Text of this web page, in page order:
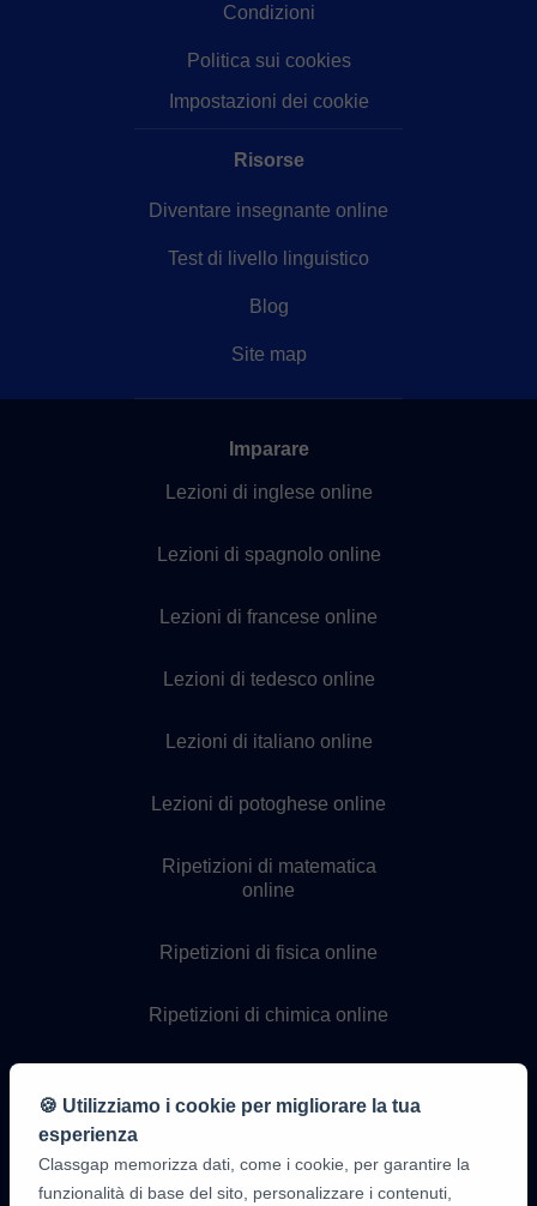
Condizioni
Politica sui cookies
Impostazioni dei cookie
Risorse
Diventare insegnante online
Test di livello linguistico
Blog
Site map
Imparare
Lezioni di inglese online
Lezioni di spagnolo online
Lezioni di francese online
Lezioni di tedesco online
Lezioni di italiano online
Lezioni di potoghese online
Ripetizioni di matematica
online
Ripetizioni di fisica online
Ripetizioni di chimica online
online
🍪 Utilizziamo i cookie per migliorare la tua
esperienza
Classgap memorizza dati, come i cookie, per garantire la
funzionalità di base del sito, personalizzare i contenuti,